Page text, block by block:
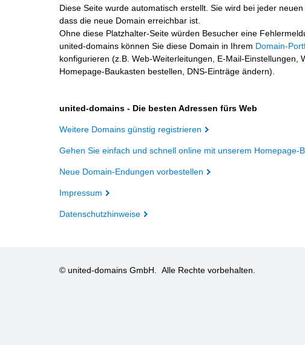
Diese Seite wurde automatisch erstellt. Sie wird bei jeder
dass die neue Domain erreichbar ist.
Ohne diese Platzhalter-Seite würden Besucher eine
united-domains können Sie diese Domain in Ihrem Domain-
konfigurieren (z.B. Web-Weiterleitungen, E-Mail-Einstellungen,
Homepage-Baukasten bestellen, DNS-Einträge ändern).
united-domains - Die besten Adressen fürs Web
Weitere Domains günstig registrieren
Gehen Sie einfach und schnell online mit unserem Homepage-
Neue Domain-Endungen vorbestellen
Impressum
Datenschutzhinweise
© united-domains GmbH. Alle Rechte vorbehalten.